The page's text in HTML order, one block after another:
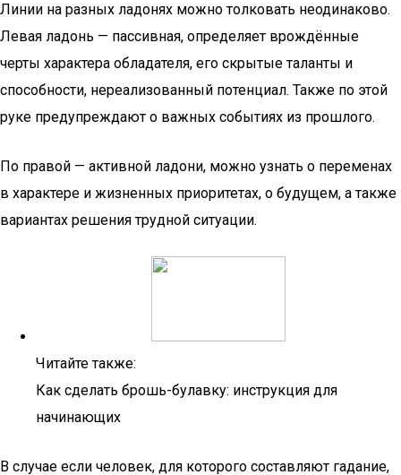
Линии на разных ладонях можно толковать неодинаково.
Левая ладонь — пассивная, определяет врождённые
черты характера обладателя, его скрытые таланты и
способности, нереализованный потенциал. Также по этой
руке предупреждают о важных событиях из прошлого.
По правой — активной ладони, можно узнать о переменах
в характере и жизненных приоритетах, о будущем, а также
вариантах решения трудной ситуации.
Читайте также:
Как сделать брошь-булавку: инструкция для
начинающих
В случае если человек, для которого составляют гадание,